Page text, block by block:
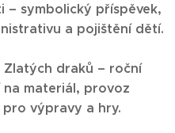
– symbolický příspěvek,
a pojištění dětí.
draků – roční
materiál, provoz
výpravy a hry.